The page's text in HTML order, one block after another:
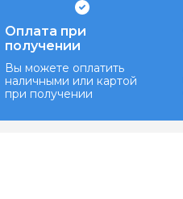
Оплата при
получении
Вы можете оплатить
наличными или картой
при получении